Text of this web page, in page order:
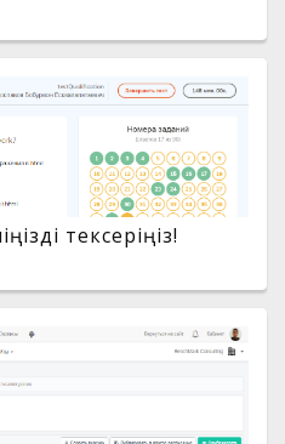
тексеріңіз!